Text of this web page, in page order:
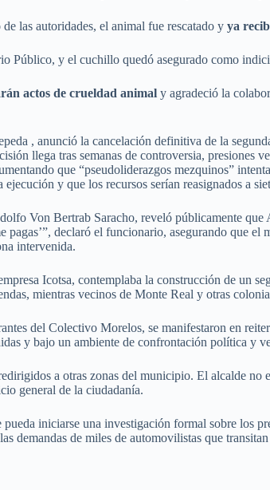
las autoridades, el animal fue rescatado y ya
Público, y el cuchillo quedó asegurado como
actos de crueldad animal y agradeció la
, anunció la cancelación definitiva de la
llega tras semanas de controversia, presiones
que “pseudoliderazgos mezquinos”
y que los recursos serían reasignados a
Von Bertrab Saracho, reveló públicamente
declaró el funcionario, asegurando que
intervenida.
Icotsa, contemplaba la construcción de un
mientras vecinos de Monte Real y otras
del Colectivo Morelos, se manifestaron en
y bajo un ambiente de confrontación política y
a otras zonas del municipio. El alcalde
general de la ciudadanía.
iniciarse una investigación formal sobre los
demandas de miles de automovilistas que